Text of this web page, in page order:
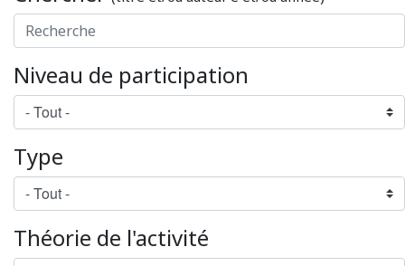
Niveau de participation
Type
Théorie de l'activité